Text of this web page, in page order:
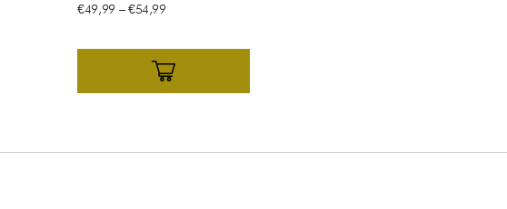
€49,99–€54,99